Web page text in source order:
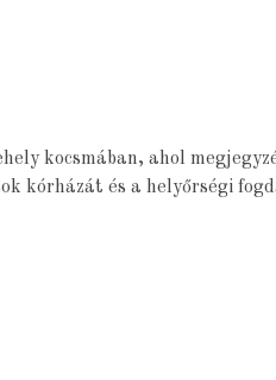
kocsmában, ahol
kórházát és a helyőrségi